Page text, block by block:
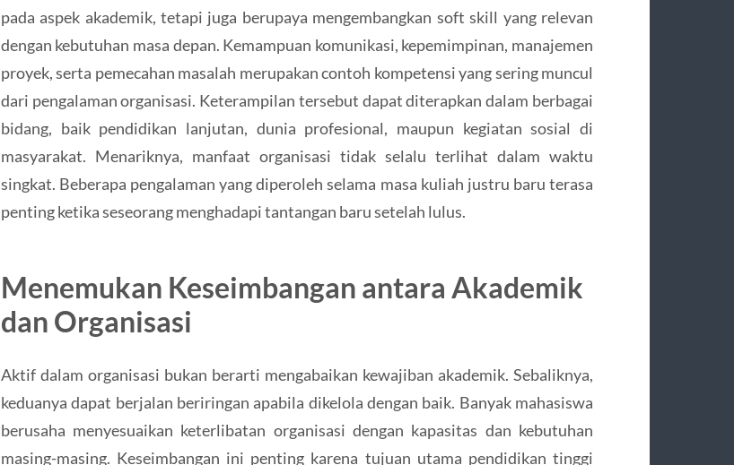
pada aspek akademik, tetapi juga berupaya mengembangkan soft skill yang relevan
dengan kebutuhan masa depan. Kemampuan komunikasi, kepemimpinan, manajemen
proyek, serta pemecahan masalah merupakan contoh kompetensi yang sering muncul
dari pengalaman organisasi. Keterampilan tersebut dapat diterapkan dalam berbagai
bidang, baik pendidikan lanjutan, dunia profesional, maupun kegiatan sosial di
masyarakat. Menariknya, manfaat organisasi tidak selalu terlihat dalam waktu
singkat. Beberapa pengalaman yang diperoleh selama masa kuliah justru baru terasa
penting ketika seseorang menghadapi tantangan baru setelah lulus.
Menemukan Keseimbangan antara Akademik
dan Organisasi
Aktif dalam organisasi bukan berarti mengabaikan kewajiban akademik. Sebaliknya,
keduanya dapat berjalan beriringan apabila dikelola dengan baik. Banyak mahasiswa
berusaha menyesuaikan keterlibatan organisasi dengan kapasitas dan kebutuhan
masing-masing. Keseimbangan ini penting karena tujuan utama pendidikan tinggi